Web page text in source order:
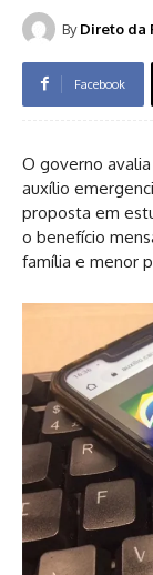
By Direto da
Facebook
O governo
auxílio
proposta em
o benefício
família e menor